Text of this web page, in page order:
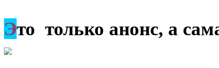
Это только анонс, а